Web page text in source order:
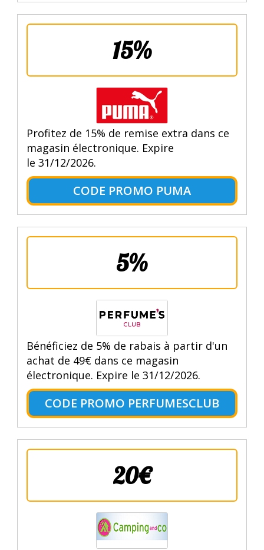
15%
Profitez de 15% de remise extra dans ce
magasin électronique. Expire
le 31/12/2026.
CODE PROMO PUMA
5%
Bénéficiez de 5% de rabais à partir d'un
achat de 49€ dans ce magasin
électronique. Expire le 31/12/2026.
CODE PROMO PERFUMESCLUB
20€